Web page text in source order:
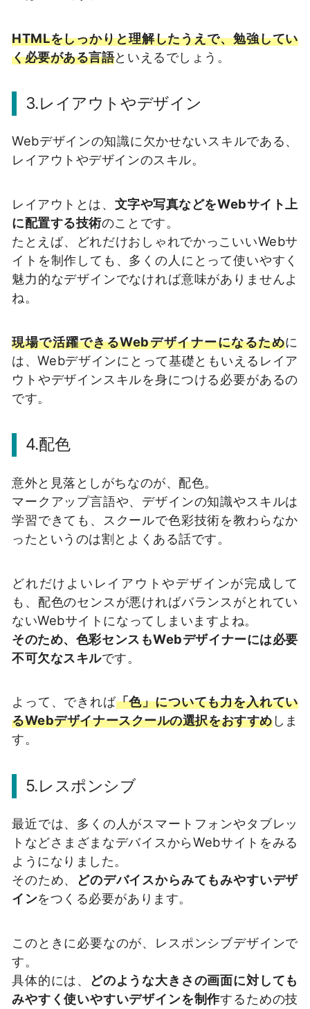
HTMLをしっかりと理解したうえで、勉強してい
く必要がある言語といえるでしょう。
3.レイアウトやデザイン
Webデザインの知識に欠かせないスキルである、
レイアウトやデザインのスキル。
レイアウトとは、 文字や写真などをWebサイト上
に配置する技術のことです。
たとえば、どれだけおしゃれでかっこいいWebサ
イトを制作しても、多くの人にとって使いやすく
魅力的なデザインでなければ意味がありませんよ
ね。
現場で活躍できるWebデザイナーになるために
は、Webデザインにとって基礎ともいえるレイア
ウトやデザインスキルを身につける必要があるの
です。
4.配色
意外と見落としがちなのが、配色。
マークアップ言語や、デザインの知識やスキルは
学習できても、スクールで色彩技術を教わらなか
ったというのは割とよくある話です。
どれだけよいレイアウトやデザインが完成して
も、配色のセンスが悪ければバランスがとれてい
ないWebサイトになってしまいますよね。
そのため、色彩センスもWebデザイナーには必要
不可欠なスキルです。
よって、できれば「色」についても力を入れてい
るWebデザイナースクールの選択をおすすめしま
す。
5.レスポンシブ
最近では、多くの人がスマートフォンやタブレッ
トなどさまざまなデバイスからWebサイトをみる
ようになりました。
そのため、
どのデバイスからみてもみやすいデザ
インをつくる必要があります。
このときに必要なのが、レスポンシブデザインで
す。
具体的には、
どのような大きさの画面に対しても
みやすく使いやすいデザインを制作するための技